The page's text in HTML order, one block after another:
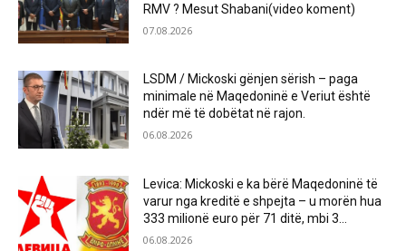
RMV ? Mesut Shabani(video koment)
07.08.2026
LSDM / Mickoski gënjen sërish – paga
minimale në Maqedoninë e Veriut është
ndër më të dobëtat në rajon.
06.08.2026
Levica: Mickoski e ka bërë Maqedoninë të
varur nga kreditë e shpejta – u morën hua
333 milionë euro për 71 ditë, mbi 3...
06.08.2026